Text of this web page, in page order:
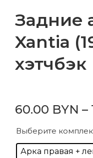
Задние
Xantia
хэтчбэк
60.00 BYN –
Выберите
Арка правая +